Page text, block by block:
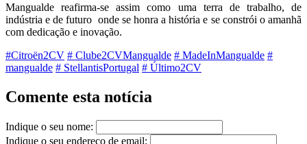
Mangualde reafirma-se assim como uma terra de trabalho, de
indústria e de futuro onde se honra a história e se constrói o amanhã
com dedicação e inovação.
#Citroën2CV # Clube2CVMangualde # MadeInMangualde #
mangualde # StellantisPortugal # Último2CV
Comente esta notícia
Indique o seu nome:
Indique o seu endereço de email: